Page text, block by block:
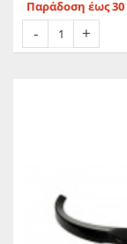
Παράδοση έως 30